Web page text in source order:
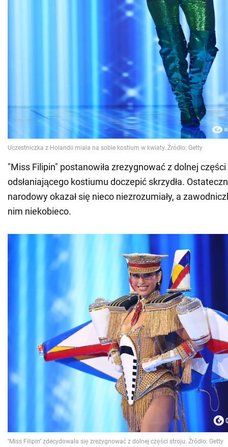
"Miss Filipin" postanowiła zrezygnować z dolnej
odsłaniającego kostiumu doczepić skrzydła.
narodowy okazał się nieco niezrozumiały, a
nim niekobieco.